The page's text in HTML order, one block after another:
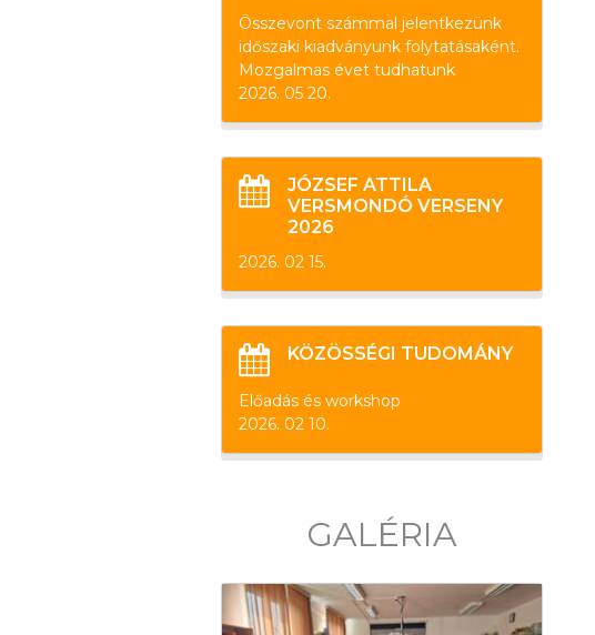
Összevont számmal jelentkezünk
időszaki kiadványunk folytatásaként.
Mozgalmas évet tudhatunk
2026. 05 20.
JÓZSEF ATTILA
VERSMONDÓ VERSENY
2026
2026. 02 15.
KÖZÖSSÉGI TUDOMÁNY
Előadás és workshop
2026. 02 10.
GALÉRIA